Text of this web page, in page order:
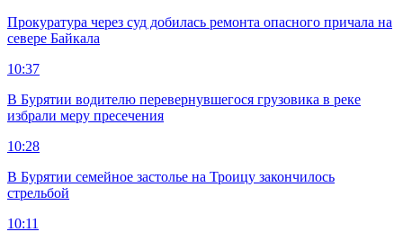
Прокуратура через суд добилась ремонта опасного причала на
севере Байкала
10:37
В Бурятии водителю перевернувшегося грузовика в реке
избрали меру пресечения
10:28
В Бурятии семейное застолье на Троицу закончилось
стрельбой
10:11